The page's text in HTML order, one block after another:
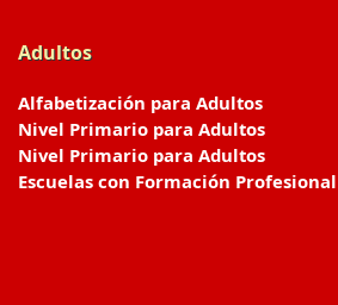
Adultos
Alfabetización para Adultos
Nivel Primario para Adultos
Nivel Primario para Adultos
Escuelas con Formación